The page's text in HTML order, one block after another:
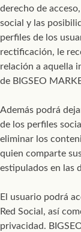
derecho de
social y las
perfiles de los
rectificación, le
relación a aquella
de BIGSEO
Además podrá
de los perfiles
eliminar los
quien comparte
estipulados en las
El usuario podrá
Red Social, así
privacidad.